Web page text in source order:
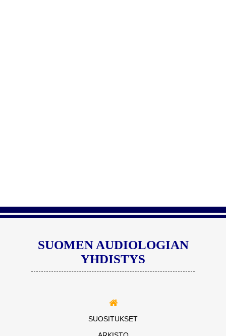
SUOMEN AUDIOLOGIAN
YHDISTYS
SUOSITUKSET